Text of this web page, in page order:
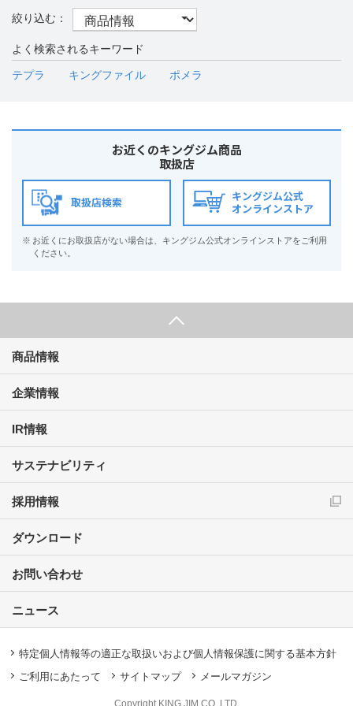
よく検索されるキーワード
テプラ キングファイル ポメラ
お近くのキングジム商品
取扱店
取扱店検索
キングジム公式
オンラインストア
※ お近くにお取扱店がない場合は、キングジム公式オンラインストアをご利用
ください。
商品情報
企業情報
IR情報
サステナビリティ
採用情報
ダウンロード
お問い合わせ
ニュース
特定個人情報等の適正な取扱いおよび個人情報保護に関する基本方針
ご利用にあたって
サイトマップ メールマガジン